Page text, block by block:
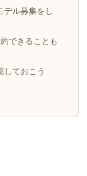
デル募集をし
できることも
しておこう